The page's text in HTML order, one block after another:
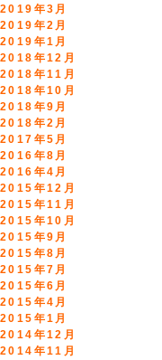
2019年3月
2019年2月
2019年1月
2018年12月
2018年11月
2018年10月
2018年9月
2018年2月
2017年5月
2016年8月
2016年4月
2015年12月
2015年11月
2015年10月
2015年9月
2015年8月
2015年7月
2015年6月
2015年4月
2015年1月
2014年12月
2014年11月